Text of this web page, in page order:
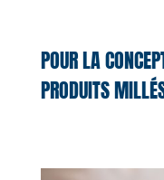
POUR LA
PRODUITS